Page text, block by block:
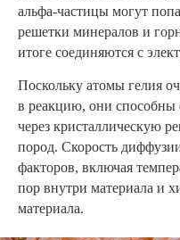
альфа-частицы могут
решетки минералов и
итоге соединяются с
Поскольку атомы гелия
в реакцию, они способны
через кристаллическую
пород. Скорость
факторов, включая
пор внутри материала и
материала.